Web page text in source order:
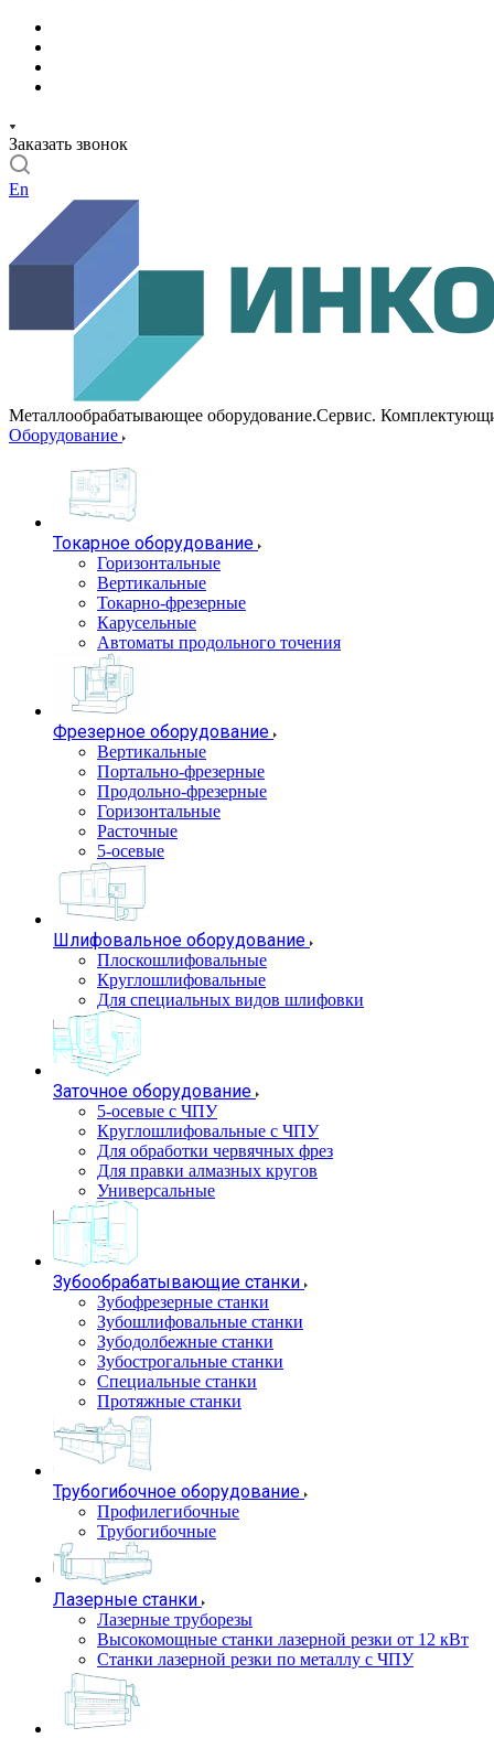
Заказать звонок
En
Металлообрабатывающее оборудование.Сервис.
Оборудование
Токарное оборудование
Горизонтальные
Вертикальные
Токарно-фрезерные
Карусельные
Автоматы продольного точения
Фрезерное оборудование
Вертикальные
Портально-фрезерные
Продольно-фрезерные
Горизонтальные
Расточные
5-осевые
Шлифовальное оборудование
Плоскошлифовальные
Круглошлифовальные
Для специальных видов шлифовки
Заточное оборудование
5-осевые с ЧПУ
Круглошлифовальные с ЧПУ
Для обработки червячных фрез
Для правки алмазных кругов
Универсальные
Зубообрабатывающие станки
Зубофрезерные станки
Зубошлифовальные станки
Зубодолбежные станки
Зубострогальные станки
Специальные станки
Протяжные станки
Трубогибочное оборудование
Профилегибочные
Трубогибочные
Лазерные станки
Лазерные труборезы
Высокомощные станки лазерной резки от 12 кВт
Станки лазерной резки по металлу с ЧПУ